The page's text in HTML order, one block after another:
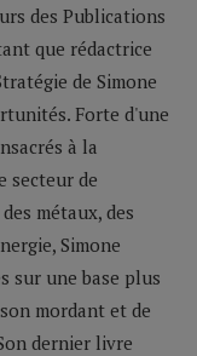
des Publications
que rédactrice
de Simone
Forte d'une
à la
secteur de
métaux, des
Simone
sur une base plus
mordant et de
dernier livre